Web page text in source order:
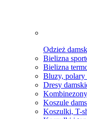
Odzież
Bielizna
Bielizna
Bluzy, polary
Dresy
Koszule
Koszulki, T-